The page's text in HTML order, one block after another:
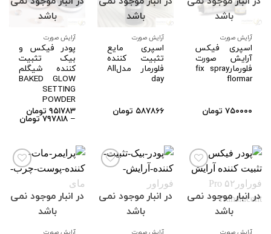
افزودن
به
باشد
آرایش صورت
اسپری فیکس
آرایش صورت
فلورمارfix spray
flormar
۷۵۰۰۰۰ تومان
افزودن
باشد
آرایش صورت
اسپری مایع
تثبیت کننده
فلورمار مدلAll
day
۵۸۷۸۶۶ تومان
افزودن
باشد
آرایش صورت
پودر فیکس و
بیک تثبیت
کننده شیگلم
BAKED GLOW
SETTING
POWDER
۹۵۱۷۸۳ تومان
– ۷۹۷۸۱۸تومان
۹۵۱۷۸۳
افزودن
در انبار موجود نمی
باشد
افزودن
در انبار موجود نمی
باشد
افزودن
در انبار موجود نمی
باشد